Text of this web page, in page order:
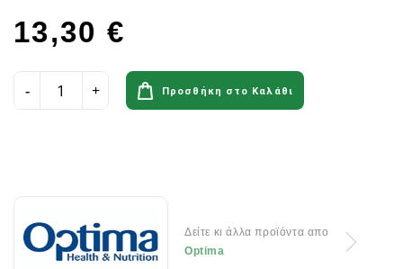
13,30 €
Προσθήκη στο Καλάθι
Δείτε κι άλλα προϊόντα απο
Optima